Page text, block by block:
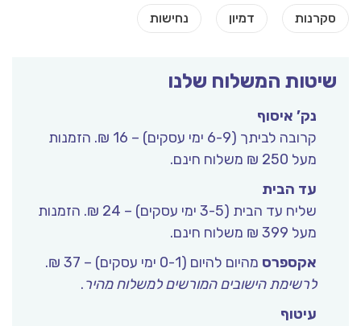
המשלוח שלנו
נק’ איסוף
קרובה לביתך (6-9 ימי עסקים) – 16 ₪. הזמנות
עד הבית
שליח עד הבית (3-5 ימי עסקים) – 24 ₪. הזמנות
אקספרסמהיום להיום (0-1 ימי עסקים) – 37 ₪.
לרשימת הישובים המורשים למשלוח מהיר.
עיטוף